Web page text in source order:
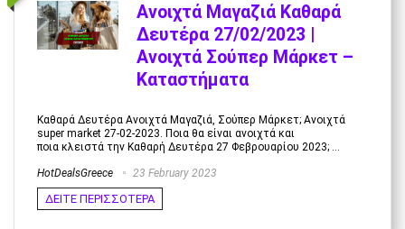
Ανοιχτά Μαγαζιά Καθαρά
Δευτέρα 27/02/2023 |
Ανοιχτά Σούπερ Μάρκετ –
Καταστήματα
Καθαρά Δευτέρα Ανοιχτά Μαγαζιά, Σούπερ Μάρκετ; Ανοιχτά
super market 27-02-2023. Ποια θα είναι ανοιχτά και
ποια κλειστά την Καθαρή Δευτέρα 27 Φεβρουαρίου 2023; ...
HotDealsGreece 23 February 2023
ΔΕΙΤΕ ΠΕΡΙΣΣΟΤΕΡΑ